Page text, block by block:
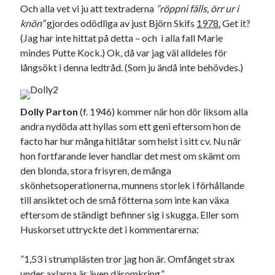
Etiketter
#blogg100 allmänbildning
barnen basket bil corona
Julkalenderfacit Julkalendern
kåseri lifvet Lund mat
minnen mode museum musik
nostalgi ord radio recept
resa
sommar språk
Och alla vet vi ju att textraderna ”röppni fälls, örr ur i
knön”gjordes odödliga av just Björn Skifs 1978.Get it?
(Jag har inte hittat på detta – och i alla fall Marie
mindes Putte Kock.) Ok, då var jag väl alldeles för
långsökt i denna ledtråd. (Som ju ändå inte behövdes.)
Dolly Parton (f. 1946) kommer när hon dör liksom alla
andra nydöda att hyllas som ett geni eftersom hon de
facto har hur många hitlåtar som helst i sitt cv. Nu när
hon fortfarande lever handlar det mest om skämt om
den blonda, stora frisyren, de många
skönhetsoperationerna, munnens storlek i förhållande
till ansiktet och de små fötterna som inte kan växa
eftersom de ständigt befinner sig i skugga. Eller som
Huskorset uttryckte det i kommentarerna:
”1,53 i strumplästen tror jag hon är. Omfånget strax